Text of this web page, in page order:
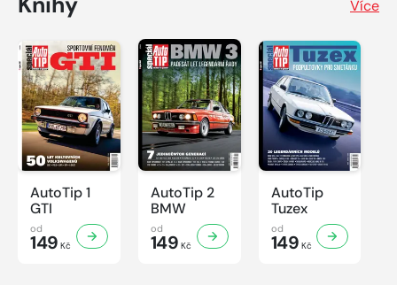
Více
AutoTip 1
GTI
od
149 Kč
AutoTip 2
BMW
od
149 Kč
AutoTip
Tuzex
od
149 Kč